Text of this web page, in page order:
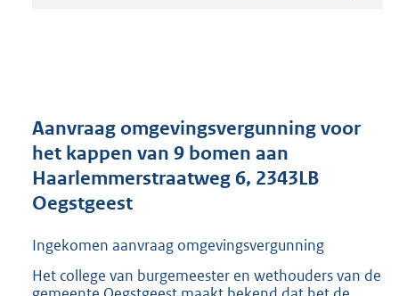
r
o
o
t
2
9
3
Aanvraag omgevingsvergunning voor
het kappen van 9 bomen aan
Haarlemmerstraatweg 6, 2343LB
Oegstgeest
Ingekomen aanvraag omgevingsvergunning
Het college van burgemeester en wethouders van de